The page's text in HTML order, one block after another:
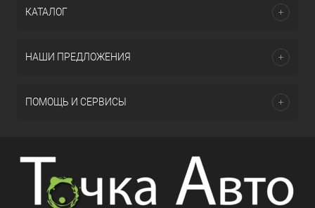
КАТАЛОГ
НАШИ ПРЕДЛОЖЕНИЯ
ПОМОЩЬ И СЕРВИСЫ